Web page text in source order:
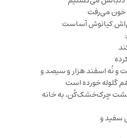
خون می‌رفت
کیانوش آساست
و نُه اسفند هزار و سیصد و
گلوله خورده است
مشت چرک‌خشک‌کُن، به خانه
سفید و